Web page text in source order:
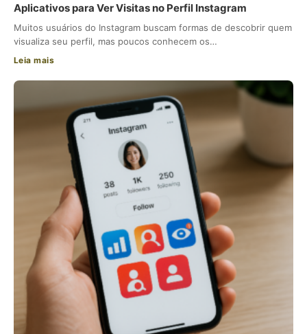
Aplicativos para Ver Visitas no Perfil Instagram
Muitos usuários do Instagram buscam formas de descobrir quem
visualiza seu perfil, mas poucos conhecem os…
Leia mais